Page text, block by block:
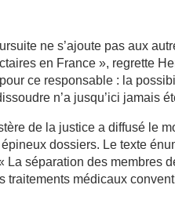
ne s’ajoute pas aux
en France », regrette
ce responsable : la
n’a jusqu’ici jamais
de la justice a diffusé le
dossiers. Le texte
La séparation des membres
traitements médicaux